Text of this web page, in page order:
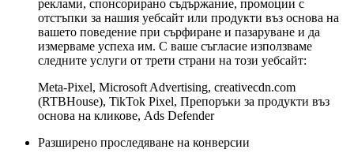
реклами, спонсорирано съдържание, промоции с
отстъпки за нашия уебсайт или продукти въз основа на
вашето поведение при сърфиране и пазаруване и да
измерваме успеха им. С ваше съгласие използваме
следните услуги от трети страни на този уебсайт:
Meta-Pixel, Microsoft Advertising, creativecdn.com
(RTBHouse), TikTok Pixel, Препоръки за продукти въз
основа на кликове, Ads Defender
Разширено проследяване на конверсии